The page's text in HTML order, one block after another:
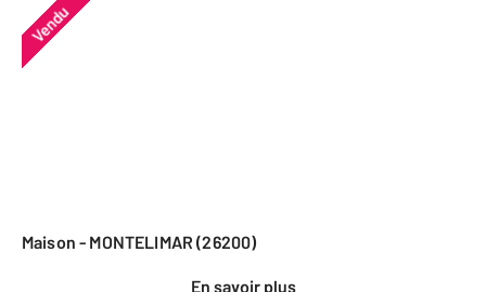
Vendu
Maison - MONTELIMAR (26200)
En savoir plus